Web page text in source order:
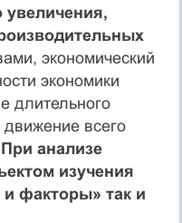
увеличения,
экономический
экономики
длительного
всего
При анализе
изучения
и факторы» так и